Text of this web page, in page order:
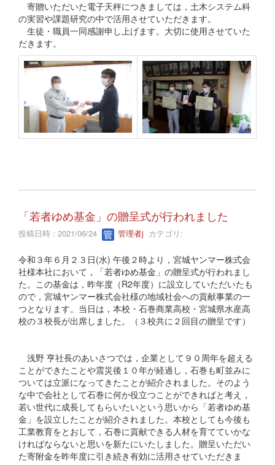
寄贈いただいた電子天秤につきましては，土木システム科
の実習や課題研究の中で活用させていただきます。
生徒・職員一同感謝申し上げます。大切に使用させていた
だきます。
「若者ゆめ基金」の贈呈式が行われました
投稿日時 : 2021/06/24 管理者j カテゴリ:
令和３年６月２３日(水) 午後２時より，宮城ヤンマー株式会
社様本社において，「若者ゆめ基金」の贈呈式が行われまし
た。この基金は，昨年度（R2年度）に設立していただいたも
ので，宮城ヤンマー株式会社様の地域社会への貢献事業の一
つとなります。当日は，本校・石巻商業高校・宮城県水産高
校の３校長が出席しました。（３校共に２回目の贈呈です）
浅野 亨社長のあいさつでは，企業として９０周年を超える
ことができたことや震災後１０年が経過し，石巻も町並みに
ついては立派になってきたことが紹介されました。そのよう
な中で会社として石巻に何か役立つことができればと考え，
若い世代に成長してもらいたいという思いから「若者ゆめ基
金」を設立したことが紹介されました。本校としても今後も
工業教育をとおして，石巻に貢献できる人材を育てていかな
ければならないと思いを新たにいたしました。贈呈いただい
た寄附金を昨年度に引き続き有効に活用させていただきま